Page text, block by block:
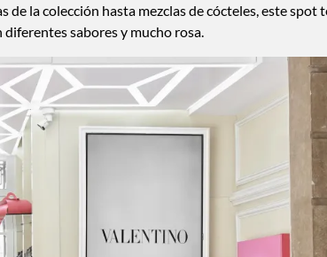
la colección hasta mezclas de cócteles, este spot
sabores y mucho rosa.